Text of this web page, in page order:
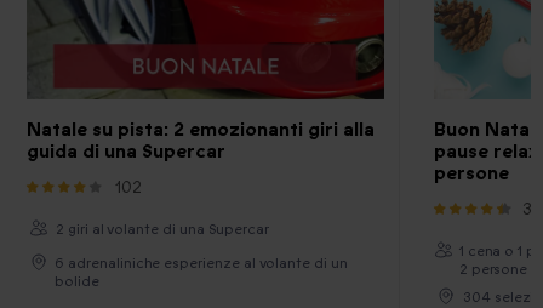
Natale su pista: 2 emozionanti giri alla
guida di una Supercar
102
2 giri al volante di una Supercar
6 adrenaliniche esperienze al volante di un
bolide
Buon
pause
persone
1 cena o 1
2 persone
304